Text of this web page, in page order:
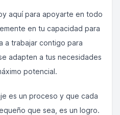
aquí para apoyarte en todo
en tu capacidad para
a trabajar contigo para
adapten a tus necesidades
potencial.
es un proceso y que cada
que sea, es un logro.